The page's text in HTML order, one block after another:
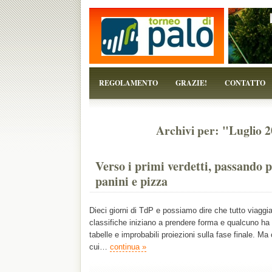
REGOLAMENTO GRAZIE! CONTATTO
Archivi per: "Luglio
Verso i primi verdetti, passando
panini e pizza
Dieci giorni di TdP e possiamo dire che tutto
classifiche iniziano a prendere forma e qualcuno
tabelle e improbabili proiezioni sulla fase finale.
cui… continua »